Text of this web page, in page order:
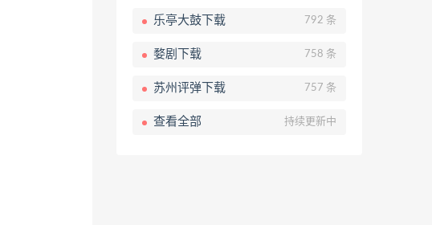
乐亭大鼓下载 792 条
婺剧下载 758 条
苏州评弹下载 757 条
查看全部 持续更新中